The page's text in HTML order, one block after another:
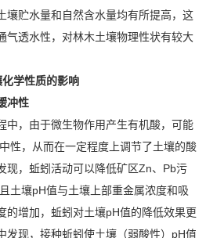
壤贮水量和自然含水量均有所提高，这
气透水性，对林木土壤物理性状有较大
学性质的影响
冲性
，由于微生物作用产生有机酸，可能
性，从而在一定程度上调节了土壤的酸
现，蚯蚓活动可以降低矿区Zn、Pb污
土壤pH值与土壤上部重金属浓度和吸
的增加，蚯蚓对土壤pH值的降低效果更
发现，接种蚯蚓使土壤（弱酸性）pH值